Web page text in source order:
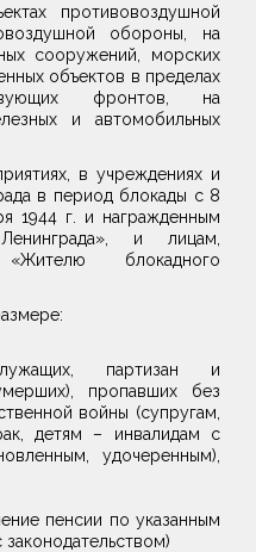
противовоздушной
обороны, на
сооружений, морских
объектов в пределах
фронтов, на
и автомобильных
в учреждениях и
в период блокады с 8
1944 г. и награжденным
и лицам,
блокадного
партизан и
пропавших без
войны (супругам,
детям – инвалидам с
удочеренным),
пенсии по указанным